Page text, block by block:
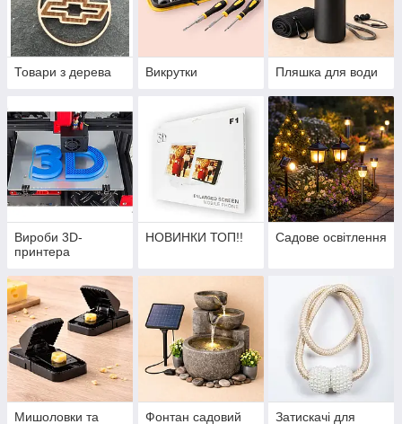
Товари з дерева Викрутки Пляшка для води
Вироби 3D-
принтера
НОВИНКИ ТОП!! Садове освітлення
Мишоловки та
Фонтан садовий
Затискачі для